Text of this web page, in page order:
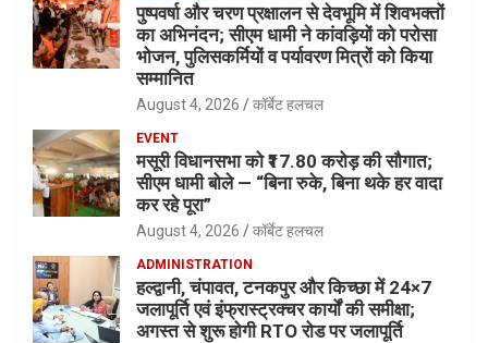
पुष्पवर्षा और चरण प्रक्षालन से देवभूमि में शिवभक्तों
का अभिनंदन; सीएम धामी ने कांवड़ियों को परोसा
भोजन, पुलिसकर्मियों व पर्यावरण मित्रों को किया
सम्मानित
August 4, 2026 कॉर्बेट हलचल
EVENT
मसूरी विधानसभा को ₹17.80 करोड़ की सौगात;
सीएम धामी बोले — “बिना रुके, बिना थके हर वादा
कर रहे पूरा”
August 4, 2026 कॉर्बेट हलचल
ADMINISTRATION
हल्द्वानी, चंपावत, टनकपुर और किच्छा में 24×7
जलापूर्ति एवं इंफ्रास्ट्रक्चर कार्यों की समीक्षा;
अगस्त से शुरू होगी RTO रोड पर जलापूर्ति